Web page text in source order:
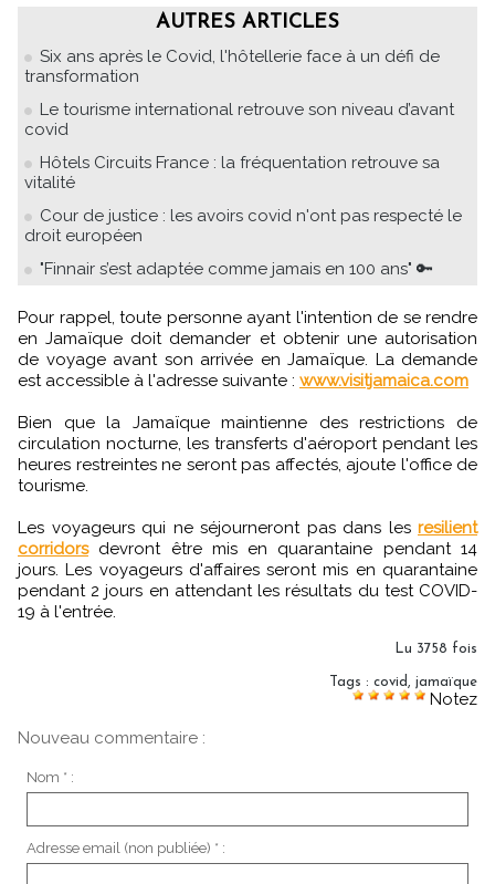
AUTRES ARTICLES
Six ans après le Covid, l'hôtellerie face à un défi de
transformation
Le tourisme international retrouve son niveau d’avant
covid
Hôtels Circuits France : la fréquentation retrouve sa
vitalité
Cour de justice : les avoirs covid n'ont pas respecté le
droit européen
"Finnair s’est adaptée comme jamais en 100 ans" 🔑
Pour rappel, toute personne ayant l'intention de se rendre
en Jamaïque doit demander et obtenir une autorisation
de voyage avant son arrivée en Jamaïque. La demande
est accessible à l'adresse suivante : www.visitjamaica.com
Bien que la Jamaïque maintienne des restrictions de
circulation nocturne, les transferts d'aéroport pendant les
heures restreintes ne seront pas affectés, ajoute l'office de
tourisme.
Les voyageurs qui ne séjourneront pas dans les resilient
corridorsdevront être mis en quarantaine pendant 14
jours. Les voyageurs d'affaires seront mis en quarantaine
pendant 2 jours en attendant les résultats du test COVID-
19 à l'entrée.
Lu 3758 fois
Tags : covid, jamaïque
Notez
Nouveau commentaire :
Nom * :
Adresse email (non publiée) * :